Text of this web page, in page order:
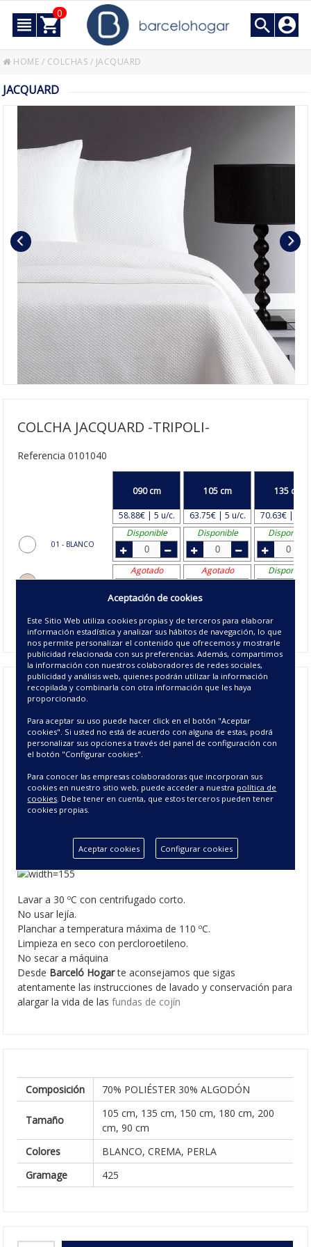
0
HOME / COLCHAS / JACQUARD
JACQUARD
COLCHA JACQUARD -TRIPOLI-
Referencia 0101040
01 - BLANCO
02 - CREMA
27 - PERLA
090 cm
58.88€ | 5 u/c.
105 cm
63.75€ | 5 u/c.
135 cm
70.63€ | 4
Disponible
Disponible Disponible
Agotado Agotado Disponible
Funda de Cojín Jacquard Trípoli -
Cojines Jacquard Decoración
COJINES TRÍPOLI
Composición: 70% Poliéster - 30% Algodón
Colores: 01 Blanco, 02 Crema y 27 Perla.
Instrucciones de Lavado
Lavar a 30 ºC con centrifugado corto.
No usar lejía.
Planchar a temperatura máxima de 110 ºC.
Limpieza en seco con percloroetileno.
No secar a máquina
Desde Barceló Hogarte aconsejamos que sigas
atentamente las instrucciones de lavado y conservación para
alargar la vida de lasfundas de cojín
Composición 70% POLIÉSTER 30% ALGODÓN
Tamaño
105 cm, 135 cm, 150 cm, 180 cm, 200
cm, 90 cm
Colores
BLANCO, CREMA, PERLA
Gramage
425
Aceptación de cookies
Este Sitio Web utiliza cookies propias y de terceros para elaborar
información estadística y analizar sus hábitos de navegación, lo que
nos permite personalizar el contenido que ofrecemos y mostrarle
publicidad relacionada con sus preferencias. Además, compartimos
la información con nuestros colaboradores de redes sociales,
publicidad y análisis web, quienes podrán utilizar la información
recopilada y combinarla con otra información que les haya
proporcionado.
Para aceptar su uso puede hacer click en el botón "Aceptar
cookies". Si usted no está de acuerdo con alguna de estas, podrá
personalizar sus opciones a través del panel de configuración con
el botón "Configurar cookies".
Para conocer las empresas colaboradoras que incorporan sus
cookies en nuestro sitio web, puede acceder a nuestra política de
cookies. Debe tener en cuenta, que estos terceros pueden tener
cookies propias.
Aceptar cookies Configurar cookies